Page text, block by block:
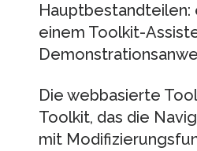
einem Toolkit-
Die webbasierte
Toolkit, das die
mit